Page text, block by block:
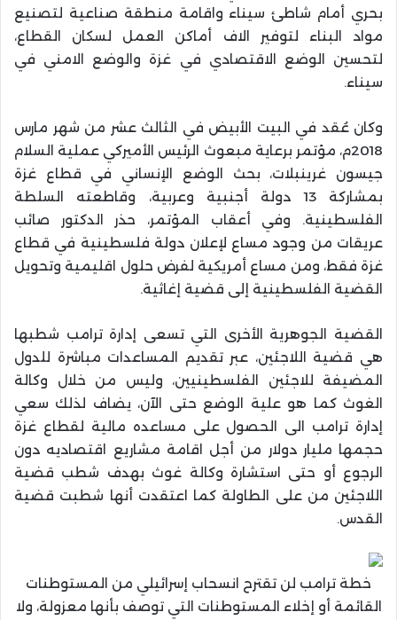
بحري أمام شاطئ سيناء واقامة منطقة صناعية لتصنيع
مواد البناء لتوفير الاف أماكن العمل لسكان القطاع،
لتحسين الوضع الاقتصادي في غزة والوضع الامني في
سيناء.
وكان عُقد في البيت الأبيض في الثالث عشر من شهر مارس
2018م، مؤتمر برعاية مبعوث الرئيس الأميركي عملية السلام
جيسون غرينبلات، بحث الوضع الإنساني في قطاع غزة
بمشاركة 13 دولة أجنبية وعربية، وقاطعته السلطة
الفلسطينية. وفي أعقاب المؤتمر، حذر الدكتور صائب
عريقات من وجود مساع لإعلان دولة فلسطينية في قطاع
غزة فقط، ومن مساع أمريكية لفرض حلول اقليمية وتحويل
القضية الفلسطينية إلى قضية إغاثية.
القضية الجوهرية الأخرى التي تسعى إدارة ترامب شطبها
هي قضية اللاجئين، عبر تقديم المساعدات مباشرة للدول
المضيفة للاجئين الفلسطينيين، وليس من خلال وكالة
الغوث كما هو علية الوضع حتى الآن، يضاف لذلك سعي
إدارة ترامب الى الحصول على مساعده مالية لقطاع غزة
حجمها مليار دولار من أجل اقامة مشاريع اقتصاديه دون
الرجوع أو حتى استشارة وكالة غوث بهدف شطب قضية
اللاجئين من على الطاولة كما اعتقدت أنها شطبت قضية
القدس.
خطة ترامب لن تقترح انسحاب إسرائيلي من المستوطنات
القائمة أو إخلاء المستوطنات التي توصف بأنها معزولة، ولا